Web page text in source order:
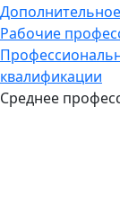
Рабочие
квалификации
Среднее